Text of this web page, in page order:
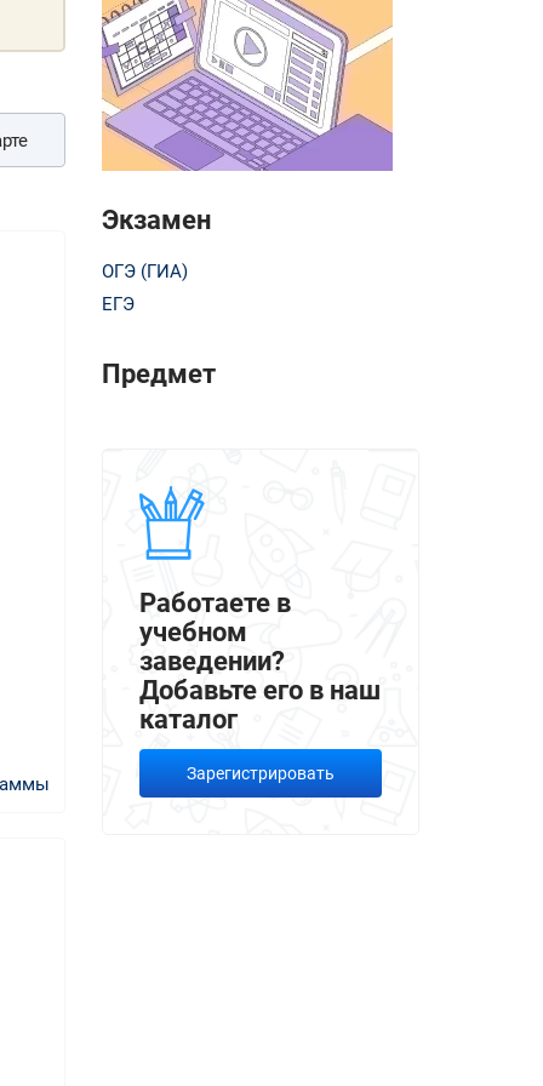
Экзамен
ОГЭ (ГИА)
ЕГЭ
Предмет
Работаете в
учебном
заведении?
Добавьте его в наш
каталог
Зарегистрировать